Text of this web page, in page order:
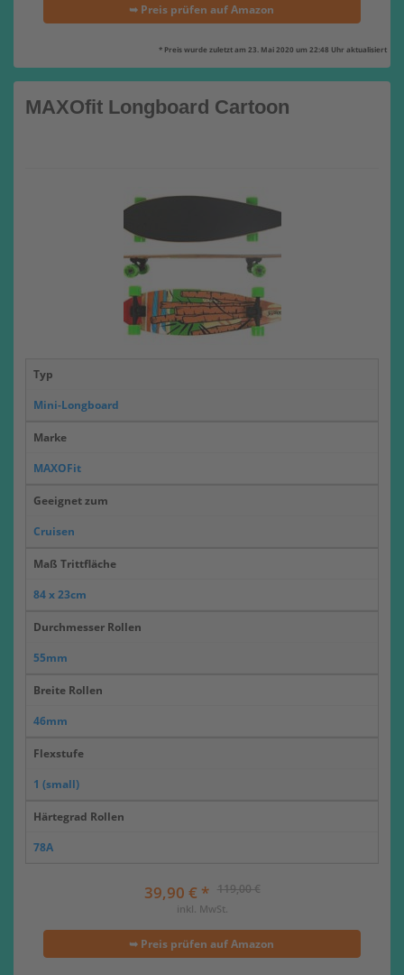
➥ Preis prüfen auf Amazon
* Preis wurde zuletzt am 23. Mai 2020 um 22:48 Uhr aktualisiert
MAXOfit Longboard Cartoon
Typ
Mini-Longboard
Marke
MAXOFit
Geeignet zum
Cruisen
Maß Trittfläche
84 x 23cm
Durchmesser Rollen
55mm
Breite Rollen
46mm
Flexstufe
1 (small)
Härtegrad Rollen
78A
39,90 € * 119,00 €
inkl. MwSt.
➥ Preis prüfen auf Amazon